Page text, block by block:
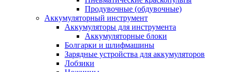
Продувочные (обдувочные)
Аккумуляторный инструмент
Аккумуляторы для инструмента
Аккумуляторные блоки
Болгарки и шлифмашины
Зарядные устройства для аккумуляторов
Лобзики